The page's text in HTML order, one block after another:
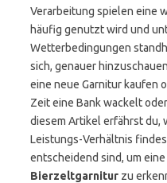
Verarbeitung spielen eine
häufig genutzt wird und
Wetterbedingungen
sich, genauer
eine neue Garnitur kaufen
Zeit eine Bank wackelt
diesem Artikel erfährst du,
Leistungs-Verhältnis
entscheidend sind, um eine
Bierzeltgarnitur zu